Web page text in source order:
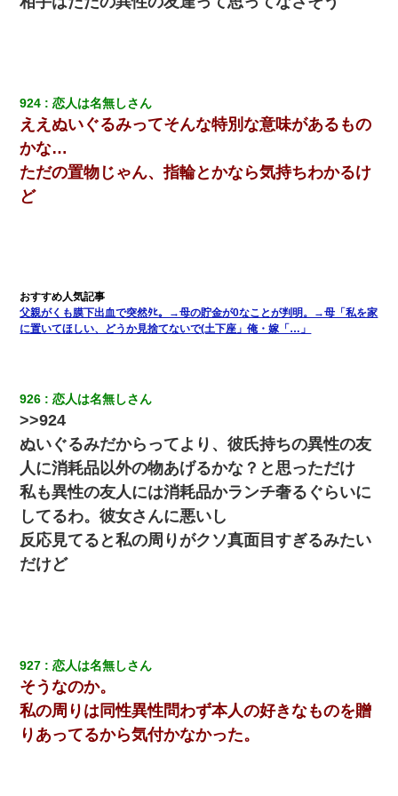
り込んできたみたいで、ずっとドアの前で喚いてて滅茶苦茶うる
【修羅場】彼女親「カスな家柄のヤツなんかと家族になるのはご
めんだ」俺「じゃあ別れます…」→ 彼女「なんで言い返してくれ
なかったの？（泣」
【画像】女の子「お母さん！！私ようやくファッションモデルに
小学生の妹が20代の弟とチューしてるのに、見て見ぬふりの親を
見てから実家を出た。それから15年、妹が弟の子を妊娠したらし
【衝撃】ある工場に配属すると、女の人がみんな退職してしま
う。会社「仕事がハードだし田舎で娯楽も少ないからキツイの
か…」→ 実際は違った
書店「息子さんが万引きしました」私「はっ？(息子目の前にいる
し…)うちの子ではないので迎えに行きません」→息子を名乗って
た人物の正体が判明するも・・・
最近うちの庭に知らない男の人がしょっちゅう入ってくる。それ
を職場で愚痴ったら、同僚男性が怒鳴りつけてきた。
転職先が決まったので退職の意思を伝えたら。上司「無責任」
「簡単には辞めさせない」私（どうせ辞めるし…）→ 思いっきり
反論をしてみた
何年か前に妹は離婚している。当時生まれた姪が義弟の子じゃな
かったため妹有責での離婚になり…
924 恋人は名無しさん
ええぬいぐるみってそんな特別な意味があるもの
かな…
ただの置物じゃん、指輪とかなら気持ちわかるけ
ど
父親がくも膜下出血で突然ﾀﾋ。→母の貯金が0なことが判明。→母「私を家
に置いてほしい、どうか見捨てないで(土下座」俺・嫁「…」
926 恋人は名無しさん
>>924
ぬいぐるみだからってより、彼氏持ちの異性の友
人に消耗品以外の物あげるかな？と思っただけ
私も異性の友人には消耗品かランチ奢るぐらいに
してるわ。彼女さんに悪いし
反応見てると私の周りがクソ真面目すぎるみたい
だけど
927 恋人は名無しさん
そうなのか。
私の周りは同性異性問わず本人の好きなものを贈
りあってるから気付かなかった。